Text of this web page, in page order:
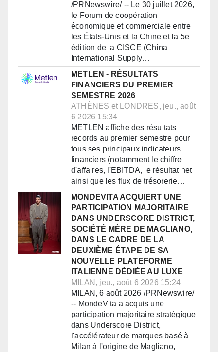
/PRNewswire/ -- Le 30 juillet 2026,
le Forum de coopération
économique et commerciale entre
les États-Unis et la Chine et la 5e
édition de la CISCE (China
International Supply…
METLEN - RÉSULTATS
FINANCIERS DU PREMIER
SEMESTRE 2026
ATHÈNES et LONDRES, jeu., août
6 2026 15:34
METLEN affiche des résultats
records au premier semestre pour
tous ses principaux indicateurs
financiers (notamment le chiffre
d'affaires, l'EBITDA, le résultat net
ainsi que les flux de trésorerie…
MONDEVITA ACQUIERT UNE
PARTICIPATION MAJORITAIRE
DANS UNDERSCORE DISTRICT,
SOCIÉTÉ MÈRE DE MAGLIANO,
DANS LE CADRE DE LA
DEUXIÈME ÉTAPE DE SA
NOUVELLE PLATEFORME
ITALIENNE DÉDIÉE AU LUXE
MILAN, jeu., août 6 2026 15:24
MILAN, 6 août 2026 /PRNewswire/
-- MondeVita a acquis une
participation majoritaire stratégique
dans Underscore District,
l'accélérateur de marques basé à
Milan à l'origine de Magliano,